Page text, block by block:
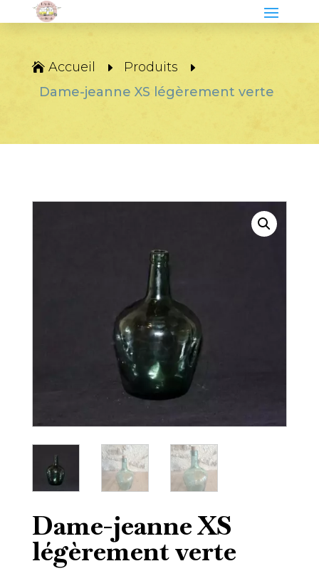
Accueil
Produits
Dame-jeanne XS légèrement verte
Dame-jeanne XS
légèrement verte